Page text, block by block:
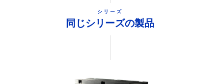
シリーズ
同じシリーズの製品